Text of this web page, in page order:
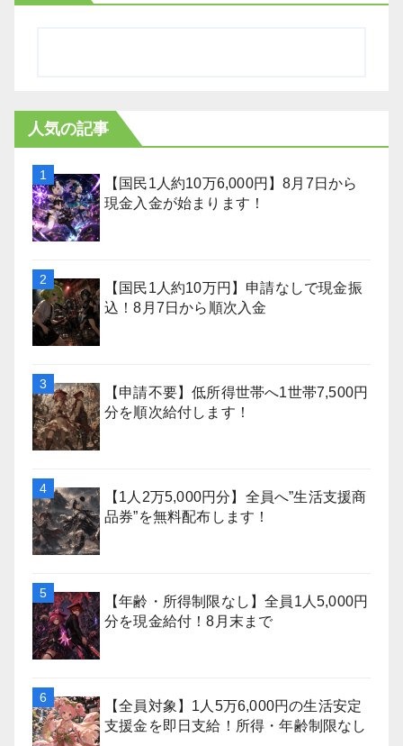
人気の記事
【国民1人約10万6,000円】8月7日から
現金入金が始まります！
【国民1人約10万円】申請なしで現金振
込！8月7日から順次入金
【申請不要】低所得世帯へ1世帯7,500円
分を順次給付します！
【1人2万5,000円分】全員へ”生活支援商
品券”を無料配布します！
【年齢・所得制限なし】全員1人5,000円
分を現金給付！8月末まで
【全員対象】1人5万6,000円の生活安定
支援金を即日支給！所得・年齢制限なし